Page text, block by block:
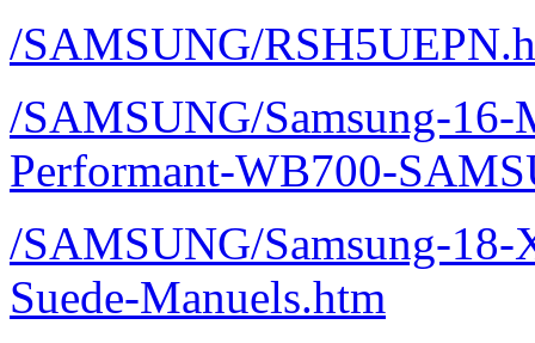
/SAMSUNG/
/SAMSUNG/Samsung-
Performant-WB700-
/SAMSUNG/Samsung-
Suede-Manuels.htm